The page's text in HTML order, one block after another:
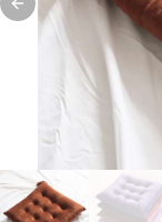
Previous slide